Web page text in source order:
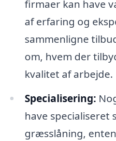
firmaer kan have
af erfaring og
sammenligne
om, hvem der
kvalitet af arbejde.
Specialisering:
have specialiseret
græsslåning,